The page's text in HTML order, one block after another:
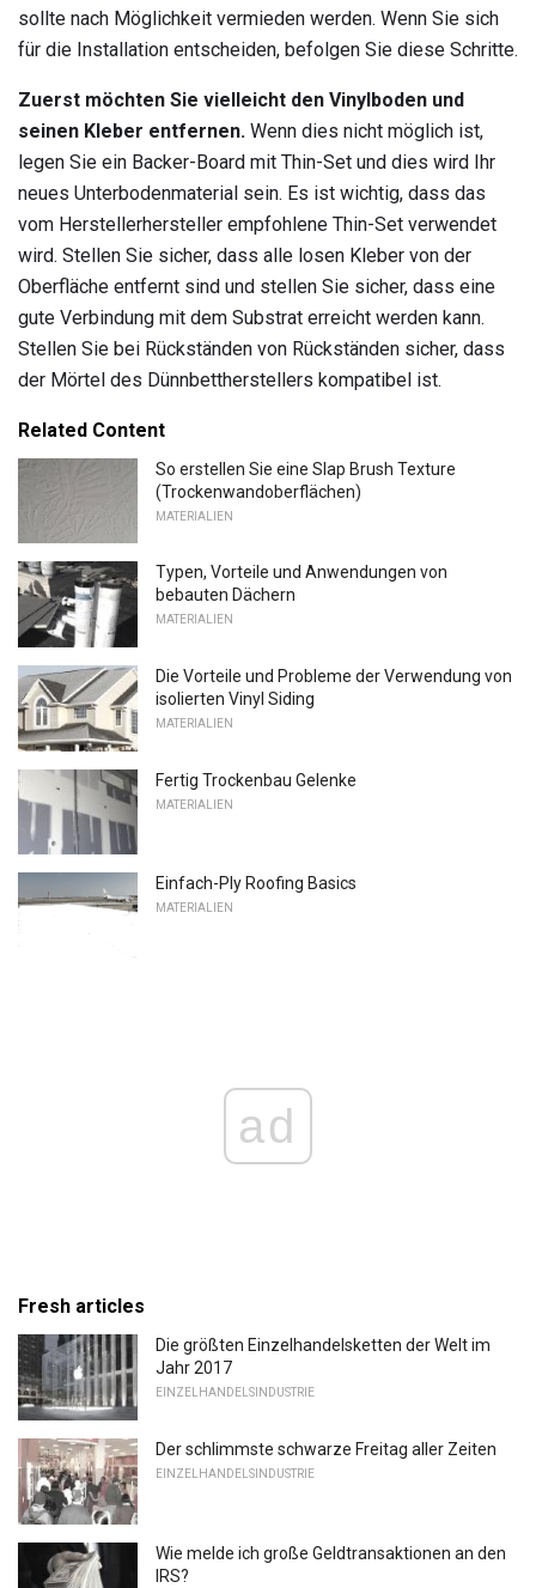
sollte nach Möglichkeit vermieden werden. Wenn Sie sich
für die Installation entscheiden, befolgen Sie diese Schritte.
Zuerst möchten Sie vielleicht den Vinylboden und
seinen Kleber entfernen. Wenn dies nicht möglich ist,
legen Sie ein Backer-Board mit Thin-Set und dies wird Ihr
neues Unterbodenmaterial sein. Es ist wichtig, dass das
vom Herstellerhersteller empfohlene Thin-Set verwendet
wird. Stellen Sie sicher, dass alle losen Kleber von der
Oberfläche entfernt sind und stellen Sie sicher, dass eine
gute Verbindung mit dem Substrat erreicht werden kann.
Stellen Sie bei Rückständen von Rückständen sicher, dass
der Mörtel des Dünnbettherstellers kompatibel ist.
Related Content
So erstellen Sie eine Slap Brush Texture
(Trockenwandoberflächen)
MATERIALIEN
Typen, Vorteile und Anwendungen von
bebauten Dächern
MATERIALIEN
Die Vorteile und Probleme der Verwendung von
isolierten Vinyl Siding
MATERIALIEN
Fertig Trockenbau Gelenke
MATERIALIEN
Einfach-Ply Roofing Basics
MATERIALIEN
ad
Fresh articles
Die größten Einzelhandelsketten der Welt im
Jahr 2017
EINZELHANDELSINDUSTRIE
Der schlimmste schwarze Freitag aller Zeiten
EINZELHANDELSINDUSTRIE
Wie melde ich große Geldtransaktionen an den
IRS?